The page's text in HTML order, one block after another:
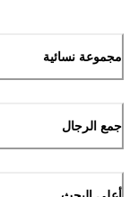
مجموعة نسائية
جمع الرجال